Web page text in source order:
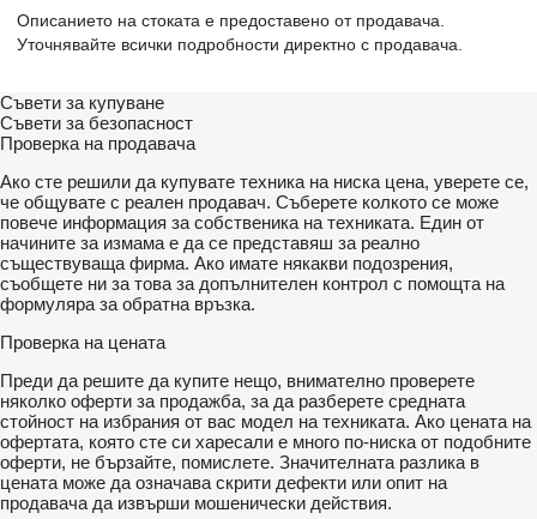
Описанието на стоката е предоставено от продавача.
Уточнявайте всички подробности директно с продавача.
Съвети за купуване
Съвети за безопасност
Проверка на продавача
Ако сте решили да купувате техника на ниска цена, уверете се,
че общувате с реален продавач. Съберете колкото се може
повече информация за собственика на техниката. Един от
начините за измама е да се представяш за реално
съществуваща фирма. Ако имате някакви подозрения,
съобщете ни за това за допълнителен контрол с помощта на
формуляра за обратна връзка.
Проверка на цената
Преди да решите да купите нещо, внимателно проверете
няколко оферти за продажба, за да разберете средната
стойност на избрания от вас модел на техниката. Ако цената на
офертата, която сте си харесали е много по-ниска от подобните
оферти, не бързайте, помислете. Значителната разлика в
цената може да означава скрити дефекти или опит на
продавача да извърши мошенически действия.